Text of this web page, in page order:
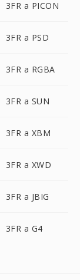
3FR a PICON
3FR a PSD
3FR a RGBA
3FR a SUN
3FR a XBM
3FR a XWD
3FR a JBIG
3FR a G4